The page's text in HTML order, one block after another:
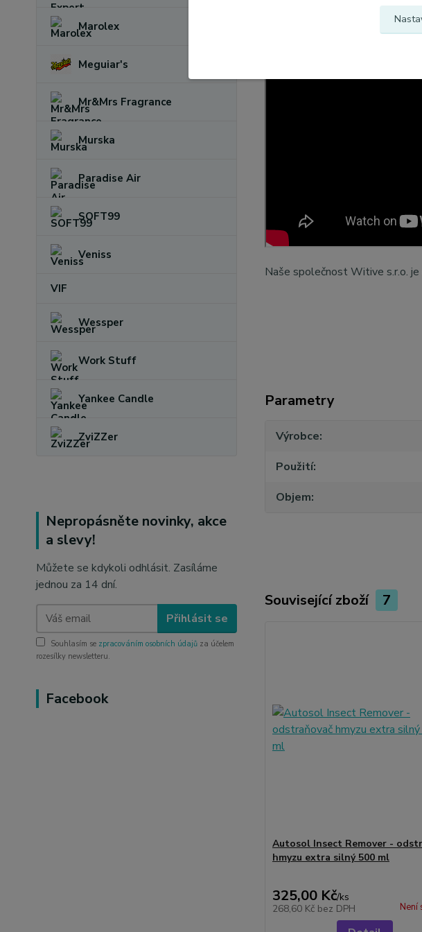
Marolex
Meguiar's
Mr&Mrs Fragrance
Murska
Paradise Air
SOFT99
Veniss
VIF
Wessper
Work Stuff
Yankee Candle
ZviZZer
Nepropásněte novinky, akce
a slevy!
Můžete se kdykoli odhlásit. Zasíláme
jednou za 14 dní.
Přihlásit se
Souhlasím se zpracováním osobních údajů za účelem
rozesílky newsletteru.
Facebook
Naše společnost Witive s.r.o.
Parametry
Výrobce
Použití
Objem
Související zboží 7
Autosol Insect Remover -
hmyzu extra silný 500 ml
325,00 Kč/ks
268,60 Kč bez DPH Není